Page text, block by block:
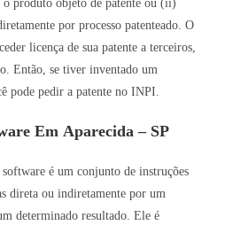
produto objeto de patente ou (ii)
por processo patenteado. O
licença de sua patente a terceiros,
Então, se tiver inventado um
pode pedir a patente no INPI.
Em Aparecida – SP
é um conjunto de instruções
direta ou indiretamente por um
determinado resultado. Ele é